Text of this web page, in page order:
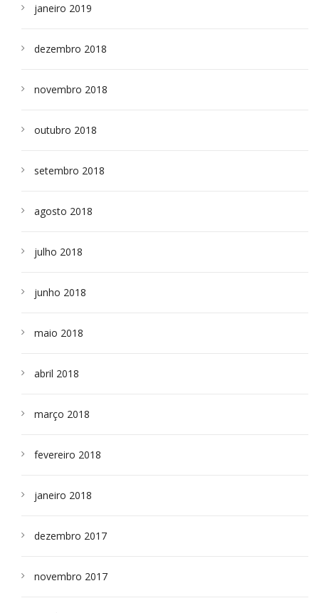
janeiro 2019
dezembro 2018
novembro 2018
outubro 2018
setembro 2018
agosto 2018
julho 2018
junho 2018
maio 2018
abril 2018
março 2018
fevereiro 2018
janeiro 2018
dezembro 2017
novembro 2017